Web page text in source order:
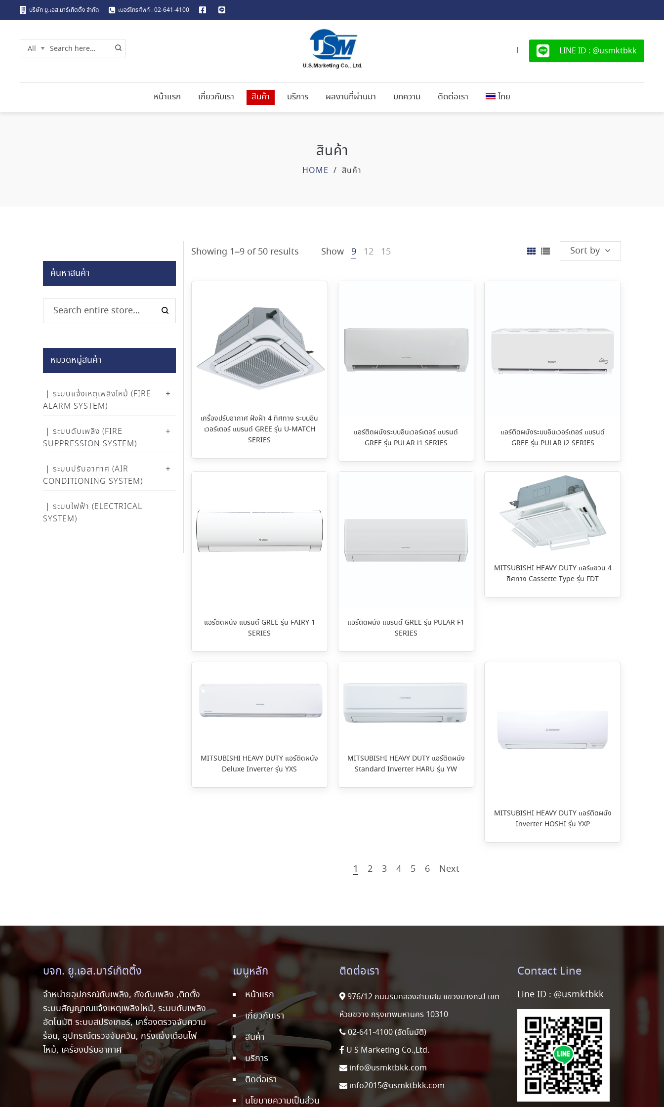
บริษัท ยู.เอส.มาร์เก็ตติ้ง จำกัด เบอร์โทรศัพท์ : 02-641-4100
| LINE ID : @usmktbkk
หน้าแรก เกี่ยวกับเรา สินค้า บริการ ผลงานที่ผ่านมา บทความ ติดต่อเรา ไทย
สินค้า
HOME / สินค้า
Showing 1–9 of 50 results Show 9 12 15 Sort by
เครื่องปรับอากาศ ฝังฝ้า 4 ทิศทาง ระบบอิน
เวอร์เตอร์ แบรนด์ GREE รุ่น U-MATCH
SERIES
แอร์ติดผนังระบบอินเวอร์เตอร์ แบรนด์
GREE รุ่น PULAR i1 SERIES
แอร์ติดผนังระบบอินเวอร์เตอร์ แบรนด์
GREE รุ่น PULAR i2 SERIES
แอร์ติดผนัง แบรนด์ GREE รุ่น FAIRY 1
SERIES
แอร์ติดผนัง แบรนด์ GREE รุ่น PULAR F1
SERIES
MITSUBISHI HEAVY DUTY แอร์แขวน 4
ทิศทาง Cassette Type รุ่น FDT
MITSUBISHI HEAVY DUTY แอร์ติดผนัง
Deluxe Inverter รุ่น YXS
MITSUBISHI HEAVY DUTY แอร์ติดผนัง
Standard Inverter HARU รุ่น YW
MITSUBISHI HEAVY DUTY แอร์ติดผนัง
Inverter HOSHI รุ่น YXP
1 2 3 4 5 6 Next
ค้นหาสินค้า
หมวดหมู่สินค้า
ระบบแจ้งเหตุเพลิงไหม้ (FIRE
ALARM SYSTEM)
ระบบดับเพลิง (FIRE
SUPPRESSION SYSTEM)
ระบบปรับอากาศ (AIR
CONDITIONING SYSTEM)
ระบบไฟฟ้า (ELECTRICAL
SYSTEM)
บจก. ยู.เอส.มาร์เก็ตติ้ง
จำหน่ายอุปกรณ์ดับเพลิง, ถังดับเพลิง ,ติดตั้ง
ระบบสัญญาณแจ้งเหตุเพลิงไหม้, ระบบดับเพลิง
อัตโนมัติ ระบบสปริงเกอร์, เครื่องตรวจจับความ
ร้อน, อุปกรณ์ตรวจจับควัน, กริ่งแจ้งเตือนไฟ
ไหม้, เครื่องปรับอากาศ
เมนูหลัก
หน้าแรก
เกี่ยวกับเรา
สินค้า
บริการ
ติดต่อเรา
นโยบายความเป็นส่วน
ติดต่อเรา
976/12 ถนนริมคลองสามเสน แขวงบางกะปิ เขต
ห้วยขวาง กรุงเทพมหานคร 10310
02-641-4100 (อัตโนมัติ)
U S Marketing Co.,Ltd.
info@usmktbkk.com
info2015@usmktbkk.com
Contact Line
Line ID : @usmktbkk